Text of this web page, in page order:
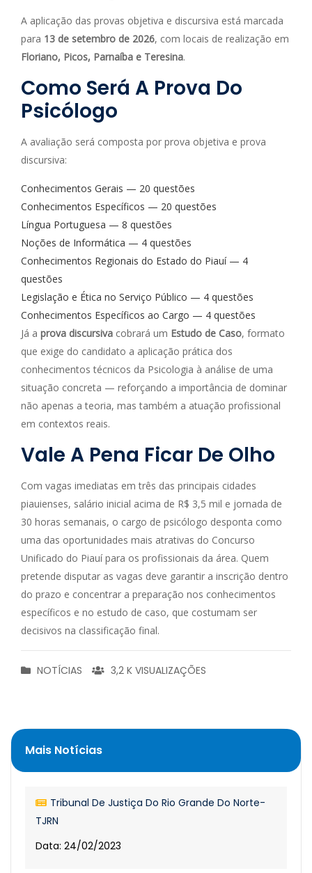
A aplicação das provas objetiva e discursiva está marcada
para 13 de setembro de 2026, com locais de realização em
Floriano, Picos, Parnaíba e Teresina.
Como Será A Prova Do
Psicólogo
A avaliação será composta por prova objetiva e prova
discursiva:
Conhecimentos Gerais — 20 questões
Conhecimentos Específicos — 20 questões
Língua Portuguesa — 8 questões
Noções de Informática — 4 questões
Conhecimentos Regionais do Estado do Piauí — 4
questões
Legislação e Ética no Serviço Público — 4 questões
Conhecimentos Específicos ao Cargo — 4 questões
Já a prova discursiva cobrará um Estudo de Caso, formato
que exige do candidato a aplicação prática dos
conhecimentos técnicos da Psicologia à análise de uma
situação concreta — reforçando a importância de dominar
não apenas a teoria, mas também a atuação profissional
em contextos reais.
Vale A Pena Ficar De Olho
Com vagas imediatas em três das principais cidades
piauienses, salário inicial acima de R$ 3,5 mil e jornada de
30 horas semanais, o cargo de psicólogo desponta como
uma das oportunidades mais atrativas do Concurso
Unificado do Piauí para os profissionais da área. Quem
pretende disputar as vagas deve garantir a inscrição dentro
do prazo e concentrar a preparação nos conhecimentos
específicos e no estudo de caso, que costumam ser
decisivos na classificação final.
NOTÍCIAS 3,2 K VISUALIZAÇÕES
Mais Notícias
Tribunal De Justiça Do Rio Grande Do Norte-
TJRN
Data: 24/02/2023